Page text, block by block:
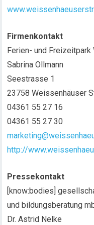
Firmenkontakt
Ferien- und
Sabrina Ollmann
Seestrasse 1
23758 Weissenhäuser
04361 55 27 16
04361 55 27 30
http://
Pressekontakt
[know:bodies]
und bildungsberatung
Dr. Astrid Nelke